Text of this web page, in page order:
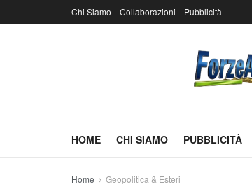
Chi Siamo Collaborazioni Pubblicità
HOME CHI SIAMO PUBBLICITÀ
Home Geopolitica & Esteri